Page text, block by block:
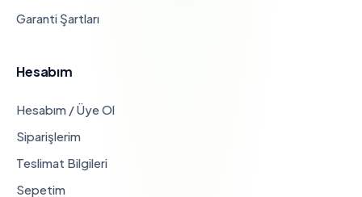
Garanti Şartları
Hesabım
Hesabım / Üye Ol
Siparişlerim
Teslimat Bilgileri
Sepetim